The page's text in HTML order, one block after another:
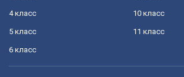
4 класс
5 класс
6 класс
10 класс
11 класс